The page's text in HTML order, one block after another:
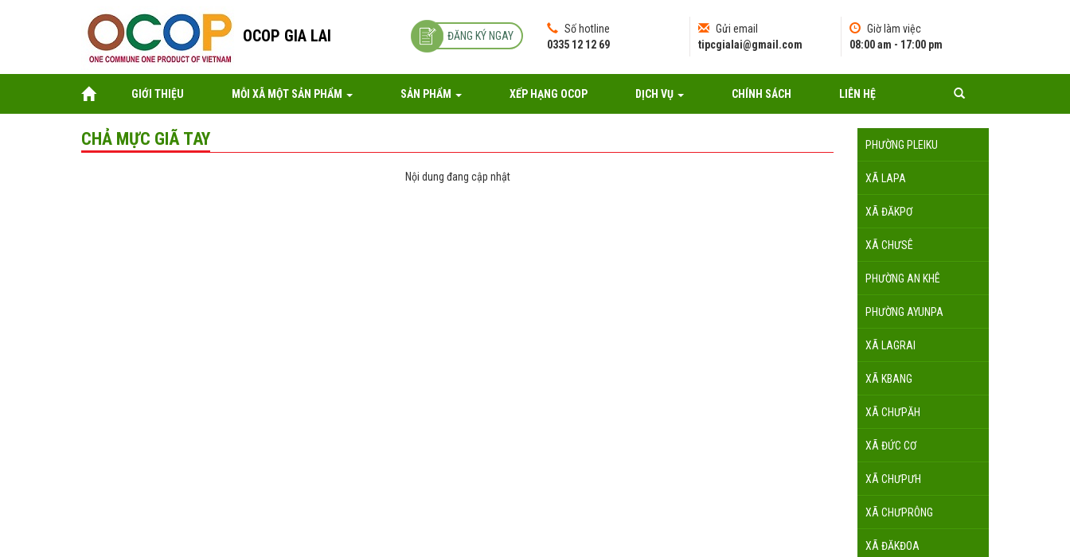
OCOP GIA LAI ĐĂNG KÝ NGAY
Số hotline
0335 12 12 69
Gửi email
tipcgialai@gmail.com
Giờ làm việc
08:00 am - 17:00 pm
GIỚI THIỆU MỖI XÃ MỘT SẢN PHẨM SẢN PHẨM XẾP HẠNG OCOP DỊCH VỤ CHÍNH SÁCH LIÊN HỆ
CHẢ MỰC GIÃ TAY
Nội dung đang cập nhật
PHƯỜNG PLEIKU
XÃ LAPA
XÃ ĐĂKPƠ
XÃ CHƯSÊ
PHƯỜNG AN KHÊ
PHƯỜNG AYUNPA
XÃ LAGRAI
XÃ KBANG
XÃ CHƯPĂH
XÃ ĐỨC CƠ
XÃ CHƯPƯH
XÃ CHƯPRÔNG
XÃ ĐĂKĐOA